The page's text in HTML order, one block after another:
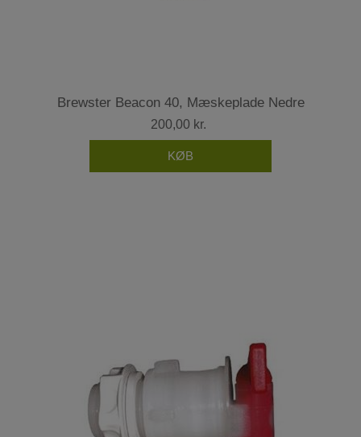
Brewster Beacon 40, Mæskeplade Nedre
200,00 kr.